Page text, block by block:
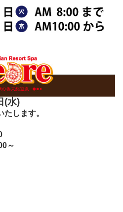
(水)
します。
～